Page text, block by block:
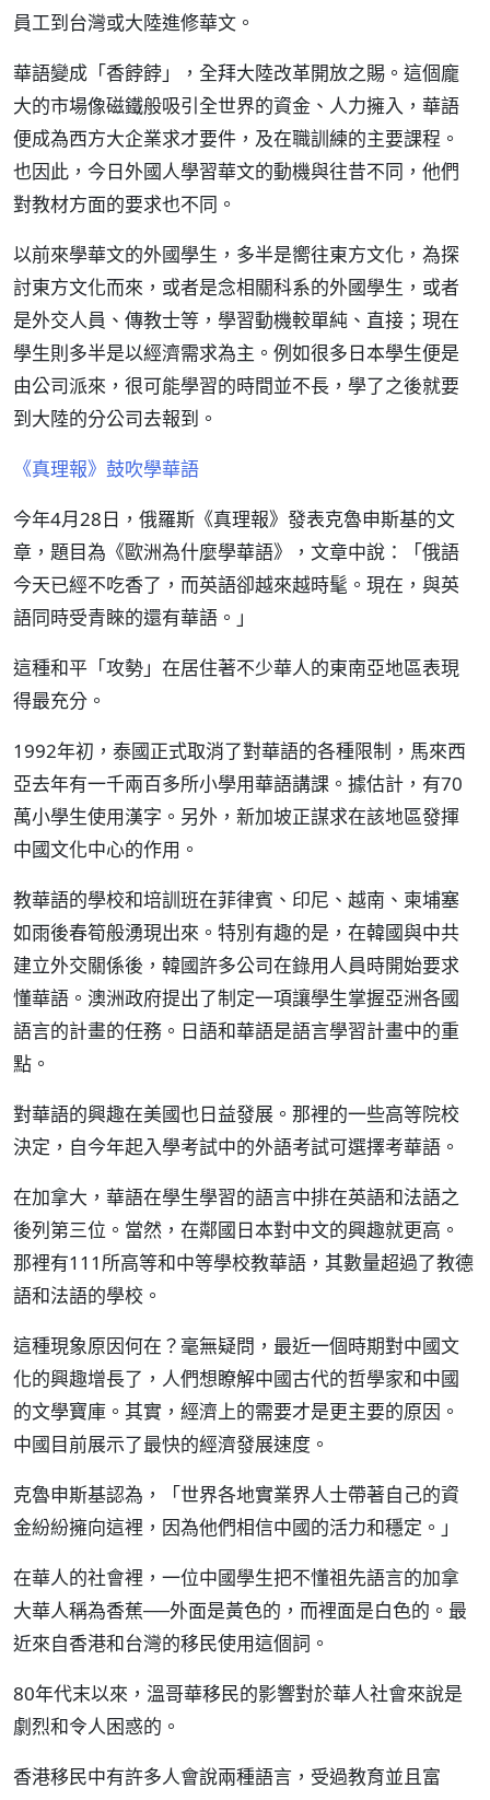
員工到台灣或大陸進修華文。
華語變成「香餑餑」，全拜大陸改革開放之賜。這個龐
大的市場像磁鐵般吸引全世界的資金、人力擁入，華語
便成為西方大企業求才要件，及在職訓練的主要課程。
也因此，今日外國人學習華文的動機與往昔不同，他們
對教材方面的要求也不同。
以前來學華文的外國學生，多半是嚮往東方文化，為探
討東方文化而來，或者是念相關科系的外國學生，或者
是外交人員、傳教士等，學習動機較單純、直接；現在
學生則多半是以經濟需求為主。例如很多日本學生便是
由公司派來，很可能學習的時間並不長，學了之後就要
到大陸的分公司去報到。
《真理報》鼓吹學華語
今年4月28日，俄羅斯《真理報》發表克魯申斯基的文
章，題目為《歐洲為什麼學華語》，文章中說：「俄語
今天已經不吃香了，而英語卻越來越時髦。現在，與英
語同時受青睞的還有華語。」
這種和平「攻勢」在居住著不少華人的東南亞地區表現
得最充分。
1992年初，泰國正式取消了對華語的各種限制，馬來西
亞去年有一千兩百多所小學用華語講課。據估計，有70
萬小學生使用漢字。另外，新加坡正謀求在該地區發揮
中國文化中心的作用。
教華語的學校和培訓班在菲律賓、印尼、越南、柬埔塞
如雨後春筍般湧現出來。特別有趣的是，在韓國與中共
建立外交關係後，韓國許多公司在錄用人員時開始要求
懂華語。澳洲政府提出了制定一項讓學生掌握亞洲各國
語言的計畫的任務。日語和華語是語言學習計畫中的重
點。
對華語的興趣在美國也日益發展。那裡的一些高等院校
決定，自今年起入學考試中的外語考試可選擇考華語。
在加拿大，華語在學生學習的語言中排在英語和法語之
後列第三位。當然，在鄰國日本對中文的興趣就更高。
那裡有111所高等和中等學校教華語，其數量超過了教德
語和法語的學校。
這種現象原因何在？毫無疑問，最近一個時期對中國文
化的興趣增長了，人們想瞭解中國古代的哲學家和中國
的文學寶庫。其實，經濟上的需要才是更主要的原因。
中國目前展示了最快的經濟發展速度。
克魯申斯基認為，「世界各地實業界人士帶著自己的資
金紛紛擁向這裡，因為他們相信中國的活力和穩定。」
在華人的社會裡，一位中國學生把不懂祖先語言的加拿
大華人稱為香蕉──外面是黃色的，而裡面是白色的。最
近來自香港和台灣的移民使用這個詞。
80年代末以來，溫哥華移民的影響對於華人社會來說是
劇烈和令人困惑的。
香港移民中有許多人會說兩種語言，受過教育並且富